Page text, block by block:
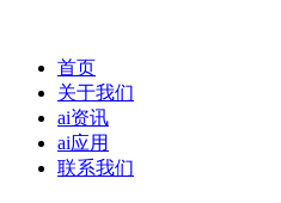
首页
关于我们
ai资讯
ai应用
联系我们